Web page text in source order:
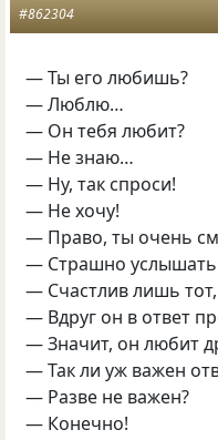
#862304
— Ты его любишь?
— Люблю…
— Он тебя любит?
— Не знаю…
— Ну, так спроси!
— Не хочу!
— Право, ты очень
— Страшно услышать
— Счастлив лишь тот,
— Вдруг он в ответ
— Значит, он любит
— Так ли уж важен
— Разве не важен?
— Конечно!